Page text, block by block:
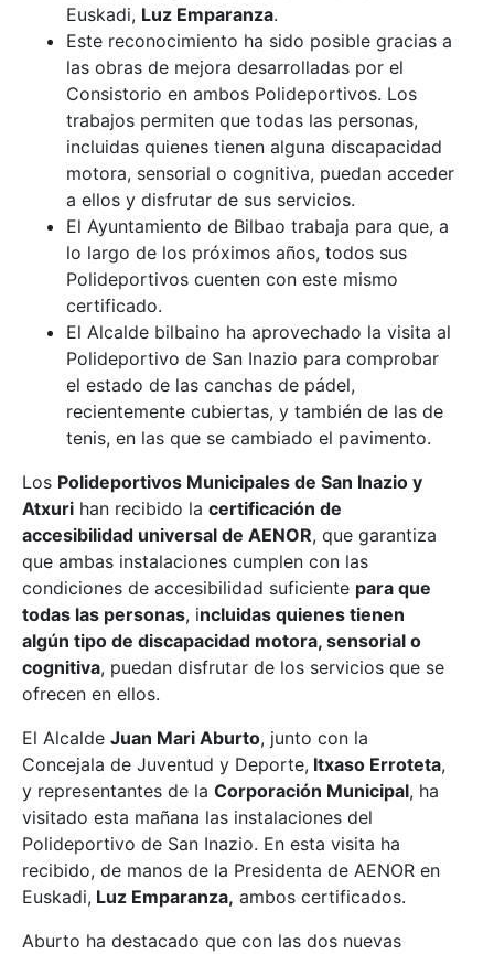
Euskadi, Luz Emparanza.
Este reconocimiento ha sido posible gracias a
las obras de mejora desarrolladas por el
Consistorio en ambos Polideportivos. Los
trabajos permiten que todas las personas,
incluidas quienes tienen alguna discapacidad
motora, sensorial o cognitiva, puedan acceder
a ellos y disfrutar de sus servicios.
El Ayuntamiento de Bilbao trabaja para que, a
lo largo de los próximos años, todos sus
Polideportivos cuenten con este mismo
certificado.
El Alcalde bilbaino ha aprovechado la visita al
Polideportivo de San Inazio para comprobar
el estado de las canchas de pádel,
recientemente cubiertas, y también de las de
tenis, en las que se cambiado el pavimento.
Los Polideportivos Municipales de San Inazio y
Atxuri han recibido la certificación de
accesibilidad universal de AENOR, que garantiza
que ambas instalaciones cumplen con las
condiciones de accesibilidad suficiente para que
todas las personas, incluidas quienes tienen
algún tipo de discapacidad motora, sensorial o
cognitiva, puedan disfrutar de los servicios que se
ofrecen en ellos.
El Alcalde Juan Mari Aburto, junto con la
Concejala de Juventud y Deporte, Itxaso Erroteta,
y representantes de la Corporación Municipal, ha
visitado esta mañana las instalaciones del
Polideportivo de San Inazio. En esta visita ha
recibido, de manos de la Presidenta de AENOR en
Euskadi, Luz Emparanza, ambos certificados.
Aburto ha destacado que con las dos nuevas